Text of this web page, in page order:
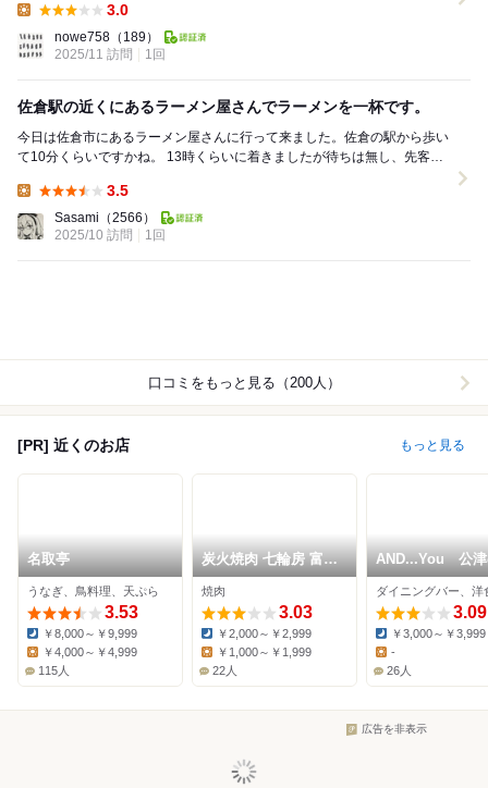
3.0
nowe758 （189）
2025/11 訪問
1回
佐倉駅の近くにあるラーメン屋さんでラーメンを一杯です。
今日は佐倉市にあるラーメン屋さんに行って来ました。佐倉の駅から歩い
て10分くらいですかね。 13時くらいに着きましたが待ちは無し、先客は
3.5
Sasami （2566）
2025/10 訪問
1回
口コミをもっと見る（200人）
[PR] 近くのお店 もっと見る
名取亭
うなぎ、鳥料理、天ぷら
3.53
Dinner:
￥8,000～￥9,999
￥4,000～￥4,999
115人
炭火焼肉 七輪房 富里
店
焼肉
3.03
Dinner:
￥2,000～￥2,999
Lunch:
￥1,000～￥1,999
22人
AND...You 公津
3.09
Dinner:
￥3,000～￥3,999
Lunch:
-
26人
広告を非表示